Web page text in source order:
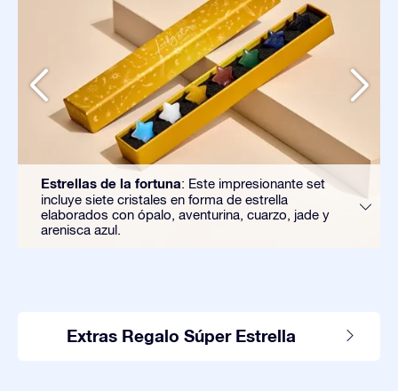
Estrellas de la fortuna: Este impresionante set
incluye siete cristales en forma de estrella
elaborados con ópalo, aventurina, cuarzo, jade y
arenisca azul.
Extras Regalo Súper Estrella